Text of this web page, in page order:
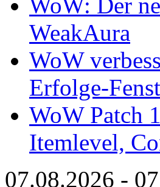
WoW: Der
WeakAura
WoW
Erfolge-
WoW Patch
Itemlevel,
07.08.2026 -